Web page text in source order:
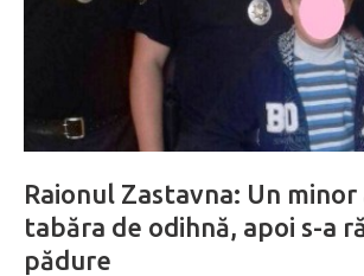
Raionul Zastavna: Un
tabăra de odihnă, apoi s-a
pădure